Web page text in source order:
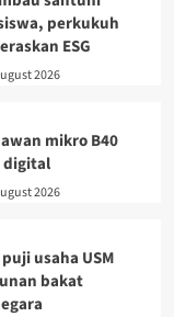
perkukuh
ESG
2026
mikro B40
digital
2026
usaha USM
bakat